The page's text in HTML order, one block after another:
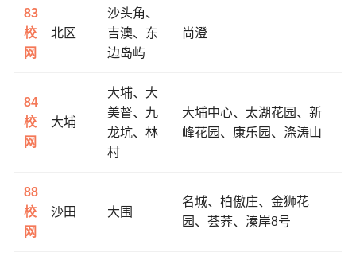
83
校
网
北区
沙头角、
吉澳、东
边岛屿
尚澄
84
校
网
大埔
大埔、大
美督、九
龙坑、林
村
大埔中心、 太湖花园、 新
峰花园、 康乐园、 涤涛山
88
校
网
沙田 大围
名城、 柏傲庄、 金狮花
园、 荟荞、 溱岸8号